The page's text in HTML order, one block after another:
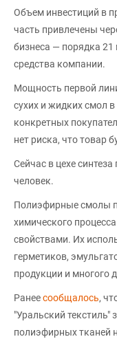
Объем инвестиций в
часть привлечены
бизнеса — порядка 21
средства компании.
Мощность первой
сухих и жидких смол
конкретных
нет риска, что товар
Сейчас в цехе
человек.
Полиэфирные смолы
химического
свойствами. Их
герметиков,
продукции и многого
Ранеесообщалось,
"Уральский текстиль"
полиэфирных тканей